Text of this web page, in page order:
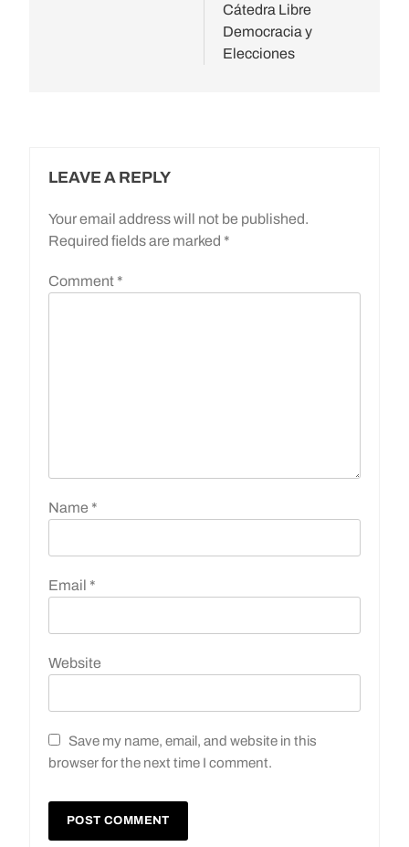
Cátedra Libre
Democracia y
Elecciones
LEAVE A REPLY
Your email address will not be published.
Required fields are marked *
Comment *
Name *
Email *
Website
Save my name, email, and website in this
browser for the next time I comment.